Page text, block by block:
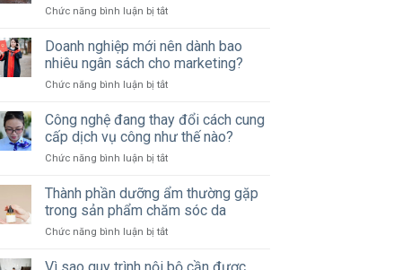
Chức năng bình luận bị tắtở
nghiệp
bảo
vệ
liệu
khách
như
nào?
Doanh nghiệp mới nên dành bao
nhiêu ngân sách cho marketing?
Chức năng bình luận bị tắtở
nghiệp
mới
nên
dành
nhiêu
ngân
cho
Công nghệ đang thay đổi cách cung
cấp dịch vụ công như thế nào?
Chức năng bình luận bị tắtở
nghệ
thay
đổi
cung
Thành phần dưỡng ẩm thường gặp
trong sản phẩm chăm sóc da
Chức năng bình luận bị tắtở
phần